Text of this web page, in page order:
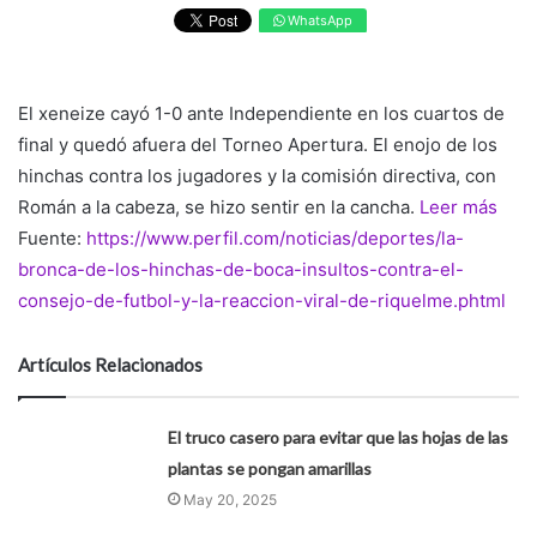
WhatsApp
El xeneize cayó 1-0 ante Independiente en los cuartos de
final y quedó afuera del Torneo Apertura. El enojo de los
hinchas contra los jugadores y la comisión directiva, con
Román a la cabeza, se hizo sentir en la cancha. Leer más
Fuente: https://www.perfil.com/noticias/deportes/la-
bronca-de-los-hinchas-de-boca-insultos-contra-el-
consejo-de-futbol-y-la-reaccion-viral-de-riquelme.phtml
Artículos Relacionados
El truco casero para evitar que las hojas de las
plantas se pongan amarillas
May 20, 2025